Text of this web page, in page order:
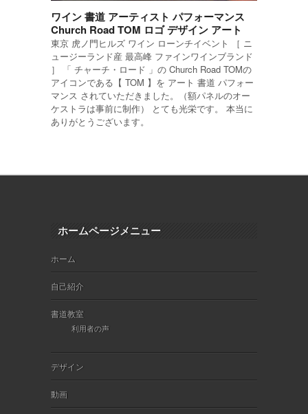
ワイン 書道 アーティスト パフォーマンス
Church Road TOM ロゴ デザイン アート
東京 虎ノ門ヒルズ ワイン ローンチイベント ［ ニ
ュージーランド産 最高峰 ファインワインブランド
］ 「 チャーチ・ロード 」の Church Road TOMの
アイコンである【 TOM 】を アート 書道 パフォー
マンス されていただきました。（額パネルのオー
ケストラは事前に制作） とても光栄です。 本当に
ありがとうございます。
ホームページメニュー
ホーム
自己紹介
書道教室
利用者の声
デザイン
動画